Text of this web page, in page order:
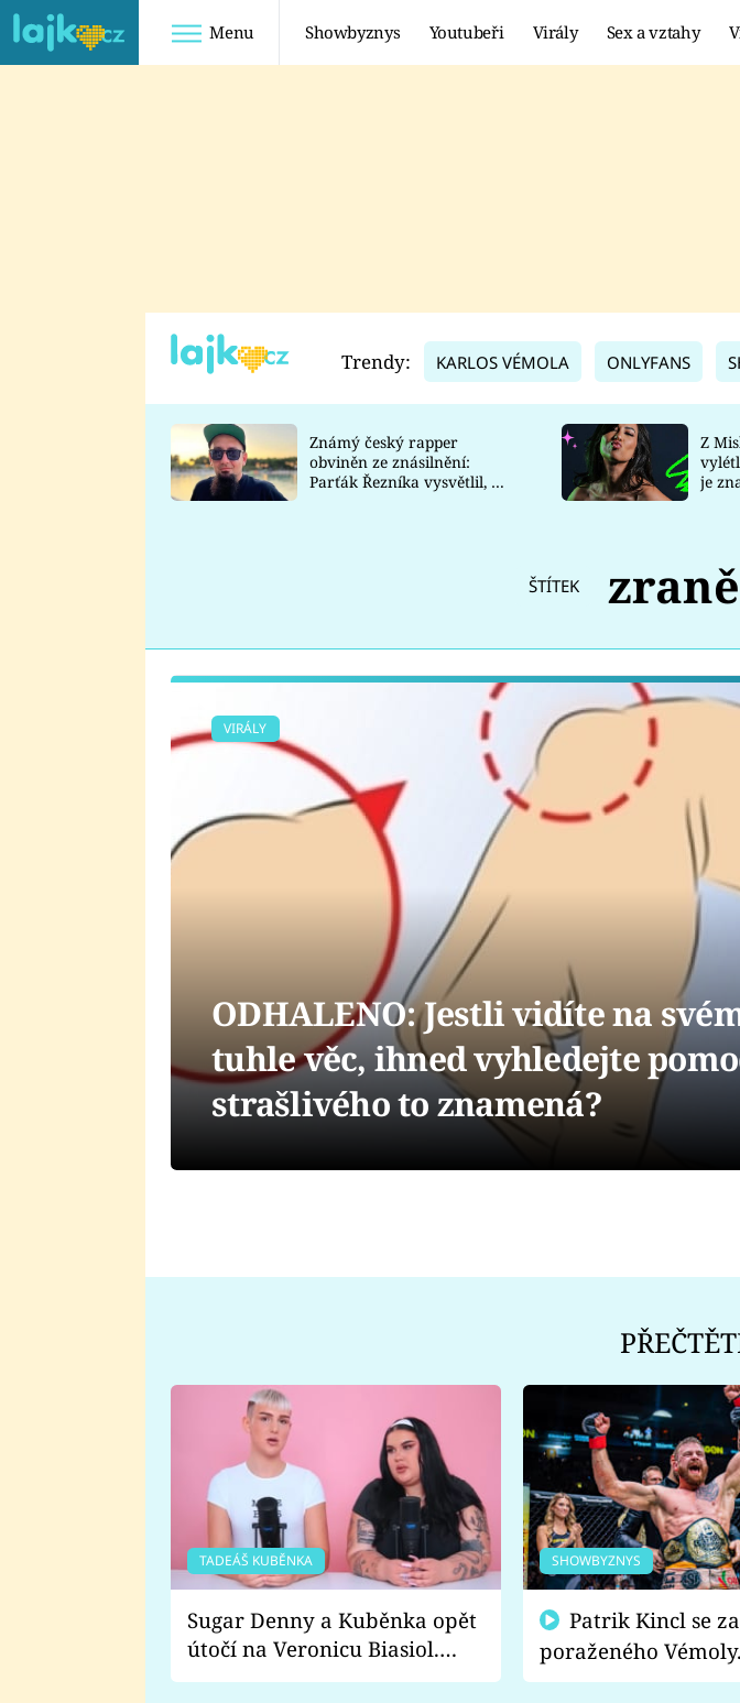
Menu Showbyznys Youtubeři Virály Sex a vztahy
TADEÁŠ KUBĚNKA
DATEL
Trendy: KARLOS VÉMOLA ONLYFANS
Známý český rapper
obviněn ze znásilnění:
Parťák Řezníka vysvětlil, co
Z
je
ŠTÍTEK
VIRÁLY
ODHALENO: Jestli vidíte na
tuhle věc, ihned vyhledejte
strašlivého to znamená?
TADEÁŠ KUBĚNKA
Sugar Denny a Kuběnka opět
útočí na Veronicu Biasiol.
Proč je podle nich falešná a
SHOWBYZNYS
poraženého
fanoušci naštvali?